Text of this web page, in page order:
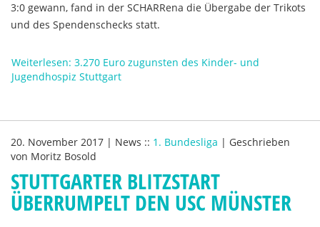
3:0 gewann, fand in der SCHARRena die Übergabe der Trikots
und des Spendenschecks statt.
Weiterlesen: 3.270 Euro zugunsten des Kinder- und
Jugendhospiz Stuttgart
20. November 2017 | News :: 1. Bundesliga | Geschrieben
von Moritz Bosold
STUTTGARTER BLITZSTART
ÜBERRUMPELT DEN USC MÜNSTER